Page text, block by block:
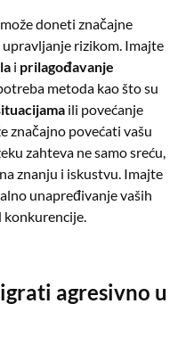
doneti značajne
rizikom. Imajte
i prilagođavanje
metoda kao što su
ili povećanje
značajno povećati vašu
zahteva ne samo sreću,
znanju i iskustvu. Imajte
unapređivanje vaših
konkurencije.
agresivno u